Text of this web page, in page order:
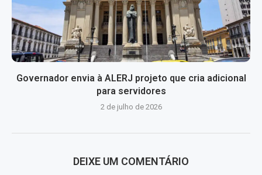
Governador envia à ALERJ projeto que cria adicional
para servidores
2 de julho de 2026
DEIXE UM COMENTÁRIO